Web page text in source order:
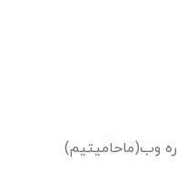
ره وب(ماحامیتیم)